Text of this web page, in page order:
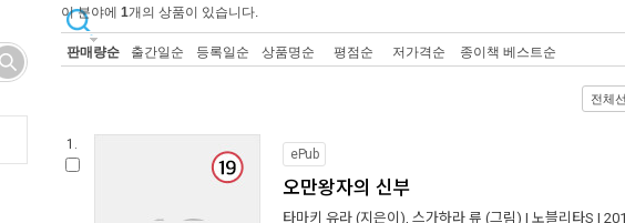
이 분야에 1개의 상품이 있습니다.
판매량순 출간일순 등록일순 상품명순 평점순 저가격순 종이책 베스트순
전체
1.
ePub
오만왕자의 신부
타마키 유라 (지은이), 스가하라 류 (그림) | 노블리타S |